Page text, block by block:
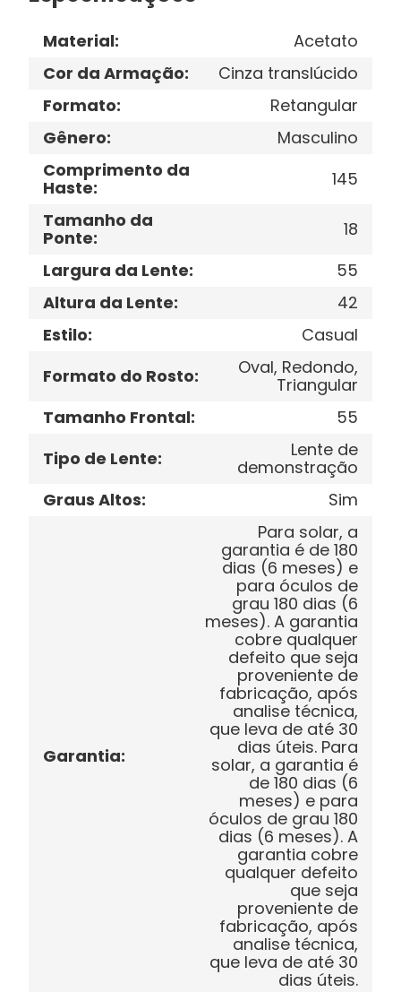
Material:
Acetato
Cor da Armação:
Cinza translúcido
Formato:
Retangular
Gênero:
Masculino
Comprimento da
Haste:
145
Tamanho da
Ponte:
18
Largura da Lente:
55
Altura da Lente:
42
Estilo:
Casual
Formato do Rosto:
Oval, Redondo,
Triangular
Tamanho Frontal:
55
Tipo de Lente:
Lente de
demonstração
Graus Altos: Sim
Garantia:
Para solar, a
garantia é de 180
dias (6 meses) e
para óculos de
grau 180 dias (6
meses). A garantia
cobre qualquer
defeito que seja
proveniente de
fabricação, após
analise técnica,
que leva de até 30
dias úteis. Para
solar, a garantia é
de 180 dias (6
meses) e para
óculos de grau 180
dias (6 meses). A
garantia cobre
qualquer defeito
que seja
proveniente de
fabricação, após
analise técnica,
que leva de até 30
dias úteis.